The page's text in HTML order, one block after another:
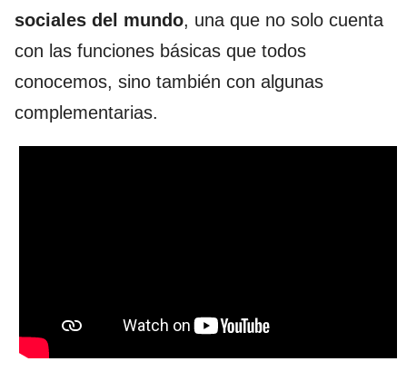
sociales del mundo, una que no solo cuenta
con las funciones básicas que todos
conocemos, sino también con algunas
complementarias.